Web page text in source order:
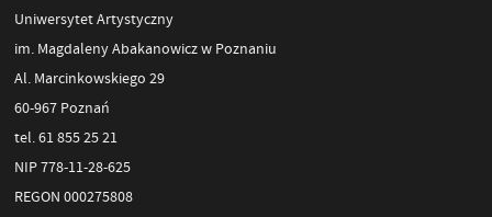
Uniwersytet Artystyczny
im. Magdaleny Abakanowicz w Poznaniu
Al. Marcinkowskiego 29
60-967 Poznań
tel. 61 855 25 21
NIP 778-11-28-625
REGON 000275808